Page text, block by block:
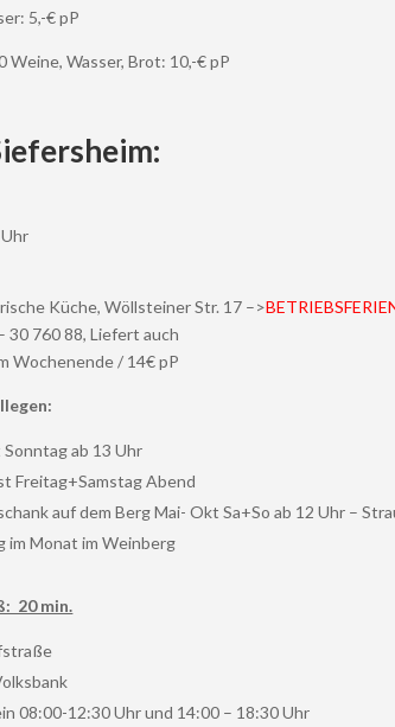
5,-€ pP
Weine, Wasser, Brot: 10,-€ pP
Küche, Wöllsteiner Str. 17 –>
30 760 88, Liefert auch
Wochenende / 14€ pP
Sonntag ab 13 Uhr
Freitag+Samstag Abend
auf dem Berg Mai- Okt Sa+So ab 12 Uhr –
im Monat im Weinberg
20 min.
08:00-12:30 Uhr und 14:00 – 18:30 Uhr